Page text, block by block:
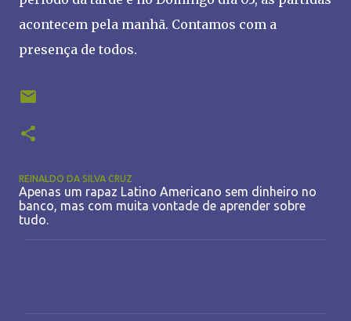
acontecem pela manhã. Contamos com a
presença de todos.
REINALDO DA SILVA CRUZ
Apenas um rapaz Latino Americano sem dinheiro no
banco, mas com muita vontade de aprender sobre
tudo.